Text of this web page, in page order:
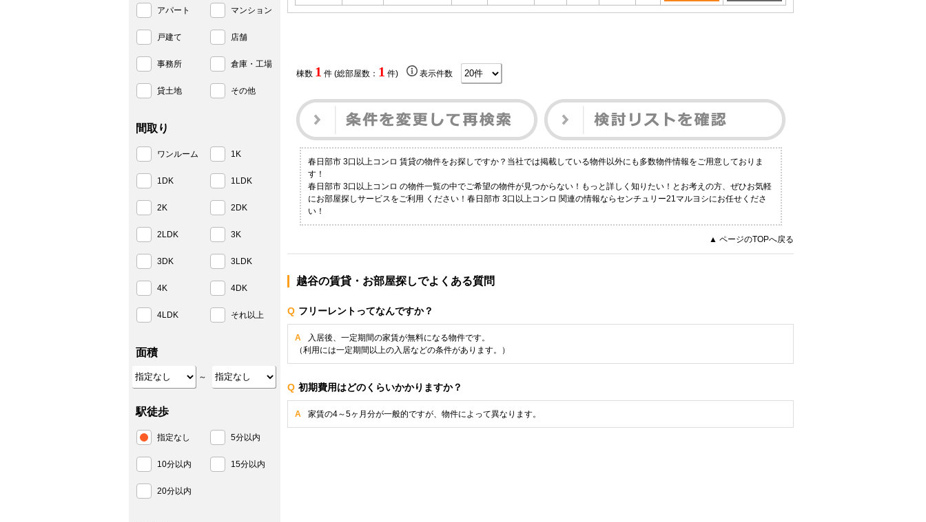
棟数 1 件 (総部屋数： 1 件) 表示件数
春日部市 3口以上コンロ 賃貸の物件をお探しですか？当社では掲載している物件以外にも多数物件情報をご用意しておりま
す！
春日部市 3口以上コンロ の物件一覧の中でご希望の物件が見つからない！もっと詳しく知りたい！とお考えの方、ぜひお気軽
にお部屋探しサービスをご利用 ください！春日部市 3口以上コンロ 関連の情報ならセンチュリー21マルヨシにお任せくださ
い！
▲ ページのTOPへ戻る
越谷の賃貸・お部屋探しでよくある質問
Q フリーレントってなんですか？
A
入居後、一定期間の家賃が無料になる物件です。
（利用には一定期間以上の入居などの条件があります。）
Q 初期費用はどのくらいかかりますか？
A 家賃の4～5ヶ月分が一般的ですが、物件によって異なります。
アパート マンション
戸建て 店舗
事務所 倉庫・工場
貸土地 その他
間取り
ワンルーム 1K
1DK 1LDK
2K 2DK
2LDK 3K
3DK 3LDK
4K 4DK
4LDK それ以上
面積
～
駅徒歩
指定なし 5分以内
10分以内 15分以内
20分以内